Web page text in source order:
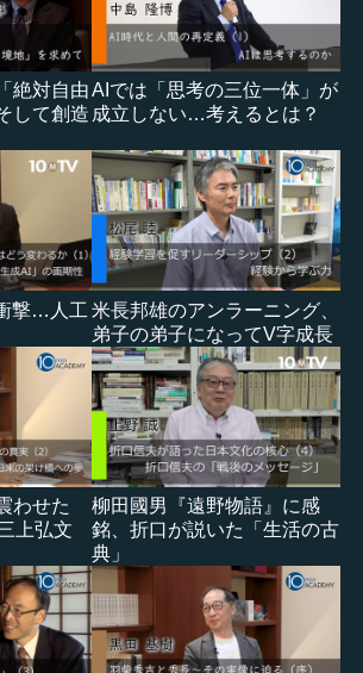
絶対自由
して創造
AIでは「思考の三位一体」が
成立しない…考えるとは？
撃…人工 米長邦雄のアンラーニング、
弟子の弟子になってV字成長
わせた
上弘文
柳田國男『遠野物語』に感
銘、折口が説いた「生活の古
典」